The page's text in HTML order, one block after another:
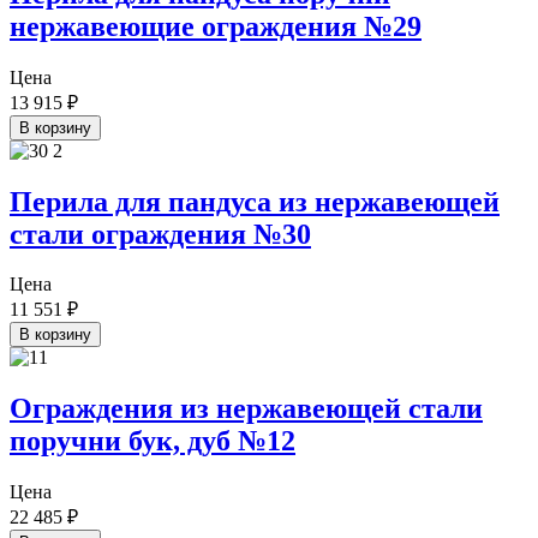
нержавеющие ограждения №29
Цена
13 915 ₽
В корзину
Перила для пандуса из нержавеющей
стали ограждения №30
Цена
11 551 ₽
В корзину
Ограждения из нержавеющей стали
поручни бук, дуб №12
Цена
22 485 ₽